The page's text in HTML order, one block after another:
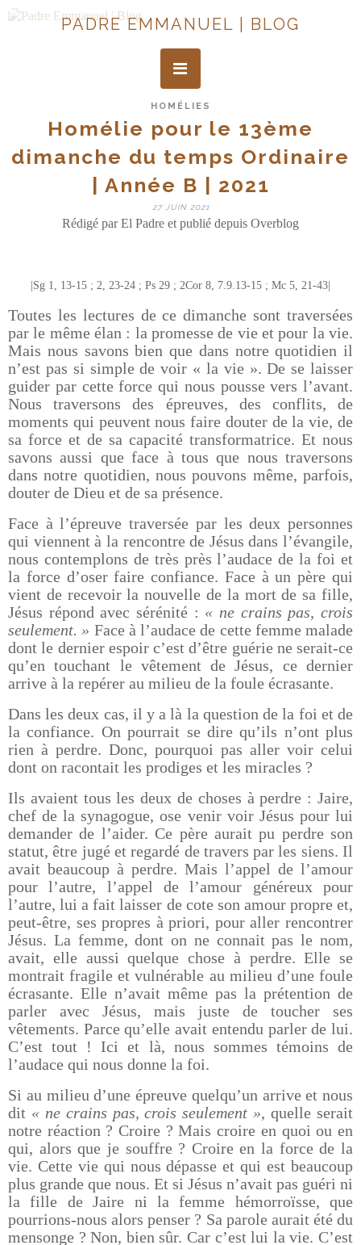
PADRE EMMANUEL | BLOG
HOMÉLIES
Homélie pour le 13ème
dimanche du temps Ordinaire
| Année B | 2021
27 JUIN 2021
Rédigé par El Padre et publié depuis Overblog
|Sg 1, 13-15 ; 2, 23-24 ; Ps 29 ; 2Cor 8, 7.9.13-15 ; Mc 5, 21-43|
Toutes les lectures de ce dimanche sont traversées
par le même élan : la promesse de vie et pour la vie.
Mais nous savons bien que dans notre quotidien il
n’est pas si simple de voir « la vie ». De se laisser
guider par cette force qui nous pousse vers l’avant.
Nous traversons des épreuves, des conflits, de
moments qui peuvent nous faire douter de la vie, de
sa force et de sa capacité transformatrice. Et nous
savons aussi que face à tous que nous traversons
dans notre quotidien, nous pouvons même, parfois,
douter de Dieu et de sa présence.
Face à l’épreuve traversée par les deux personnes
qui viennent à la rencontre de Jésus dans l’évangile,
nous contemplons de très près l’audace de la foi et
la force d’oser faire confiance. Face à un père qui
vient de recevoir la nouvelle de la mort de sa fille,
Jésus répond avec sérénité : « ne crains pas, crois
seulement. » Face à l’audace de cette femme malade
dont le dernier espoir c’est d’être guérie ne serait-ce
qu’en touchant le vêtement de Jésus, ce dernier
arrive à la repérer au milieu de la foule écrasante.
Dans les deux cas, il y a là la question de la foi et de
la confiance. On pourrait se dire qu’ils n’ont plus
rien à perdre. Donc, pourquoi pas aller voir celui
dont on racontait les prodiges et les miracles ?
Ils avaient tous les deux de choses à perdre : Jaire,
chef de la synagogue, ose venir voir Jésus pour lui
demander de l’aider. Ce père aurait pu perdre son
statut, être jugé et regardé de travers par les siens. Il
avait beaucoup à perdre. Mais l’appel de l’amour
pour l’autre, l’appel de l’amour généreux pour
l’autre, lui a fait laisser de cote son amour propre et,
peut-être, ses propres à priori, pour aller rencontrer
Jésus. La femme, dont on ne connait pas le nom,
avait, elle aussi quelque chose à perdre. Elle se
montrait fragile et vulnérable au milieu d’une foule
écrasante. Elle n’avait même pas la prétention de
parler avec Jésus, mais juste de toucher ses
vêtements. Parce qu’elle avait entendu parler de lui.
C’est tout ! Ici et là, nous sommes témoins de
l’audace qui nous donne la foi.
Si au milieu d’une épreuve quelqu’un arrive et nous
dit « ne crains pas, crois seulement », quelle serait
notre réaction ? Croire ? Mais croire en quoi ou en
qui, alors que je souffre ? Croire en la force de la
vie. Cette vie qui nous dépasse et qui est beaucoup
plus grande que nous. Et si Jésus n’avait pas guéri ni
la fille de Jaire ni la femme hémorroïsse, que
pourrions-nous alors penser ? Sa parole aurait été du
mensonge ? Non, bien sûr. Car c’est lui la vie. C’est